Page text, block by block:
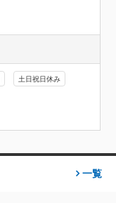
土日祝日休み
一覧